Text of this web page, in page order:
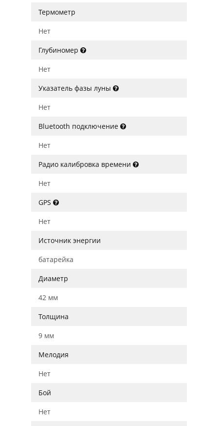
Термометр
Нет
Глубиномер
Нет
Указатель фазы луны
Нет
Bluetooth подключение
Нет
Радио калибровка времени
Нет
GPS
Нет
Источник энергии
батарейка
Диаметр
42 мм
Толщина
9 мм
Мелодия
Нет
Бой
Нет